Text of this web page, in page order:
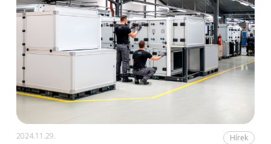
2024.11.29. Hírek